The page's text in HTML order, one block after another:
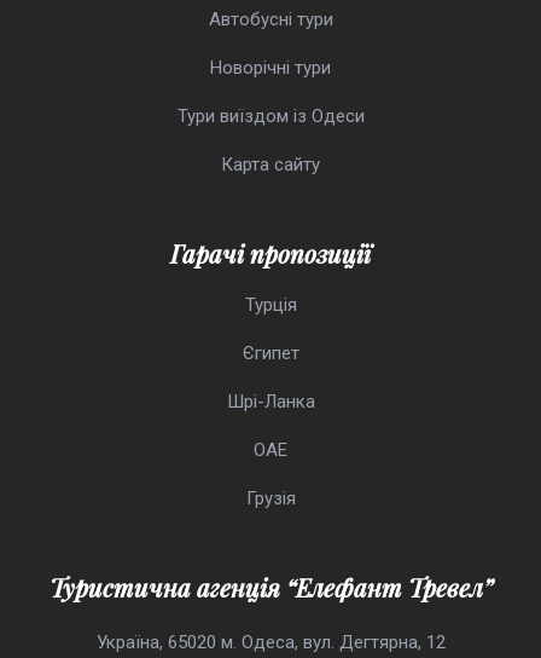
Автобусні тури
Новорічні тури
Тури виїздом із Одеси
Карта сайту
Гарачі пропозиції
Турція
Єгипет
Шрі-Ланка
ОАЕ
Грузія
Туристична агенція “Елефант Тревел”
Україна, 65020 м. Одеса, вул. Дегтярна, 12